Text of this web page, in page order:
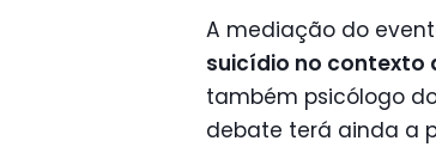
A mediação do
suicídio no contexto
também psicólogo
debate terá ainda a